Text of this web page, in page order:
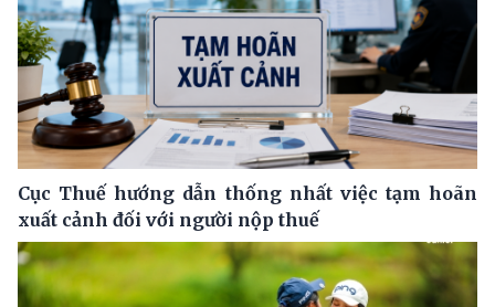
Cục Thuế hướng dẫn thống nhất việc tạm hoãn
xuất cảnh đối với người nộp thuế